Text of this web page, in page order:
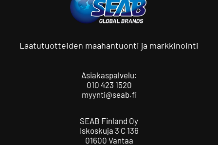
Laatutuotteiden maahantuonti ja markkinointi
Asiakaspalvelu:
010 423 1520
myynti@seab.fi
SEAB Finland Oy
Iskoskuja 3 C 136
01600 Vantaa